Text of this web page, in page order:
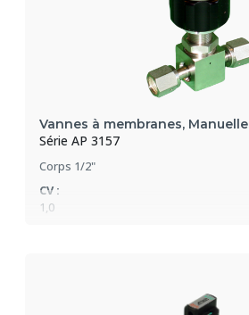
Vannes à membranes, Manuelle
Série AP 3157
Corps 1/2"
CV :
1,0